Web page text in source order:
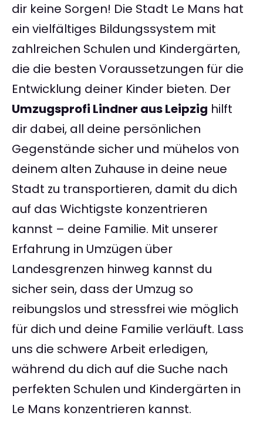
dir keine Sorgen! Die Stadt Le Mans hat
ein vielfältiges Bildungssystem mit
zahlreichen Schulen und Kindergärten,
die die besten Voraussetzungen für die
Entwicklung deiner Kinder bieten. Der
Umzugsprofi Lindner aus Leipzig hilft
dir dabei, all deine persönlichen
Gegenstände sicher und mühelos von
deinem alten Zuhause in deine neue
Stadt zu transportieren, damit du dich
auf das Wichtigste konzentrieren
kannst – deine Familie. Mit unserer
Erfahrung in Umzügen über
Landesgrenzen hinweg kannst du
sicher sein, dass der Umzug so
reibungslos und stressfrei wie möglich
für dich und deine Familie verläuft. Lass
uns die schwere Arbeit erledigen,
während du dich auf die Suche nach
perfekten Schulen und Kindergärten in
Le Mans konzentrieren kannst.